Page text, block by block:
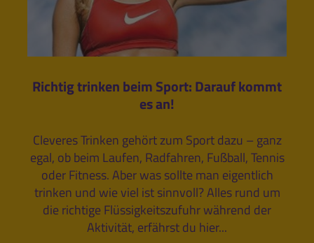
Richtig trinken beim Sport: Darauf kommt
es an!
Cleveres Trinken gehört zum Sport dazu – ganz
egal, ob beim Laufen, Radfahren, Fußball, Tennis
oder Fitness. Aber was sollte man eigentlich
trinken und wie viel ist sinnvoll? Alles rund um
die richtige Flüssigkeitszufuhr während der
Aktivität, erfährst du hier...